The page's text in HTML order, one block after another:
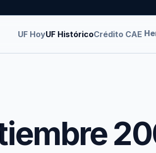
UF HoyUF HistóricoCrédito CAE